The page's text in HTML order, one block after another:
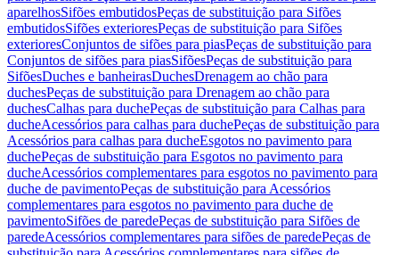
aparelhosSifões embutidosPeças de substituição para Sifões
embutidosSifões exterioresPeças de substituição para Sifões
exterioresConjuntos de sifões para piasPeças de substituição para
Conjuntos de sifões para piasSifõesPeças de substituição para
SifõesDuches e banheirasDuchesDrenagem ao chão para
duchesPeças de substituição para Drenagem ao chão para
duchesCalhas para duchePeças de substituição para Calhas para
ducheAcessórios para calhas para duchePeças de substituição para
Acessórios para calhas para ducheEsgotos no pavimento para
duchePeças de substituição para Esgotos no pavimento para
ducheAcessórios complementares para esgotos no pavimento para
duche de pavimentoPeças de substituição para Acessórios
complementares para esgotos no pavimento para duche de
pavimentoSifões de paredePeças de substituição para Sifões de
paredeAcessórios complementares para sifões de paredePeças de